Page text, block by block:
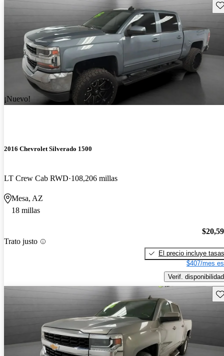
¡Nuevo!
2016 Chevrolet Silverado 1500
LT Crew Cab RWD 108,206 millas
Mesa, AZ
18 millas
Trato justo
El precio incluye tasas
$407/mes
Verif. disponibilidad